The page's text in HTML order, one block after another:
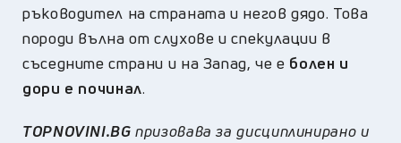
ръководител на страната и негов дядо. Това
породи вълна от слухове и спекулации в
съседните страни и на Запад, че е болен и
дори е починал.
TOPNOVINI.BG призовава за дисциплинирано и